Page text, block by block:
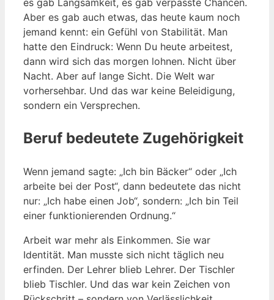
es gab Langsamkeit, es gab verpasste Chancen.
Aber es gab auch etwas, das heute kaum noch
jemand kennt: ein Gefühl von Stabilität. Man
hatte den Eindruck: Wenn Du heute arbeitest,
dann wird sich das morgen lohnen. Nicht über
Nacht. Aber auf lange Sicht. Die Welt war
vorhersehbar. Und das war keine Beleidigung,
sondern ein Versprechen.
Beruf bedeutete Zugehörigkeit
Wenn jemand sagte: „Ich bin Bäcker“ oder „Ich
arbeite bei der Post“, dann bedeutete das nicht
nur: „Ich habe einen Job“, sondern: „Ich bin Teil
einer funktionierenden Ordnung.“
Arbeit war mehr als Einkommen. Sie war
Identität. Man musste sich nicht täglich neu
erfinden. Der Lehrer blieb Lehrer. Der Tischler
blieb Tischler. Und das war kein Zeichen von